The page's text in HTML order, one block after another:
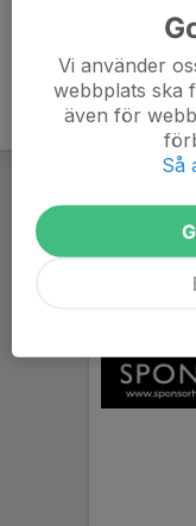
Vi använder
webbplats ska
även för
Så